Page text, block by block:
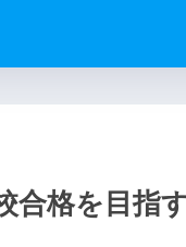
合格を目指